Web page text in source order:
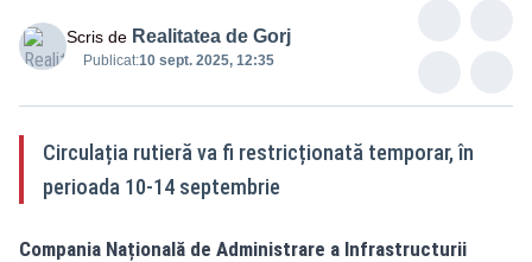
Scris de Realitatea de Gorj
Publicat:10 sept. 2025, 12:35
Circulația rutieră va fi restricționată temporar, în
perioada 10-14 septembrie
Compania Națională de Administrare a Infrastructurii